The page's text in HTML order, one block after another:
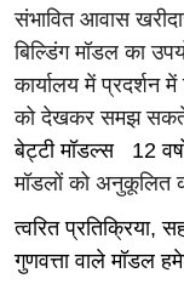
संभावित आवास
बिल्डिंग मॉडल का
कार्यालय में प्रदर्शन
को देखकर समझ सकते
बेट्टी मॉडल्स
12
मॉडलों को अनुकूलित
त्वरित प्रतिक्रिया,
गुणवत्ता वाले मॉडल